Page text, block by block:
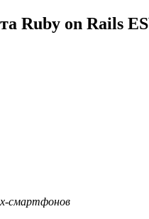
Ruby on Rails
смартфонов